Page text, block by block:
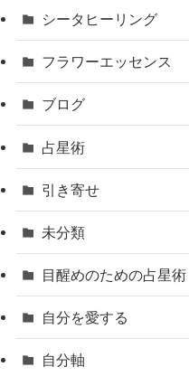
シータヒーリング
フラワーエッセンス
ブログ
占星術
引き寄せ
未分類
目醒めのための占星術
自分を愛する
自分軸